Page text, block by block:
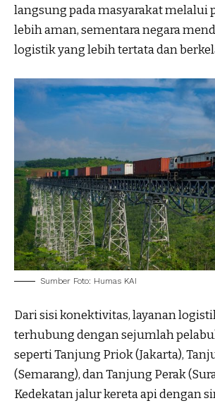
langsung pada masyarakat melalui
lebih aman, sementara negara
logistik yang lebih tertata dan
Sumber Foto: Humas KAI
Dari sisi konektivitas, layanan
terhubung dengan sejumlah
seperti Tanjung Priok (Jakarta),
(Semarang), dan Tanjung Perak
Kedekatan jalur kereta api dengan